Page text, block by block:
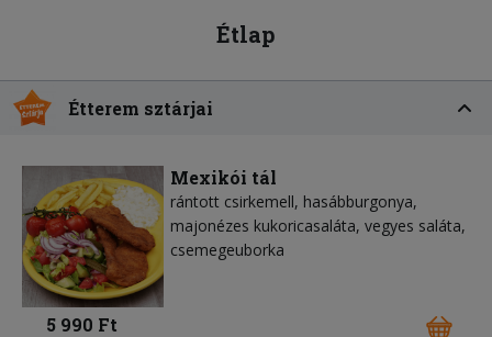
Étlap
Étterem sztárjai
Mexikói tál
rántott csirkemell, hasábburgonya,
majonézes kukoricasaláta, vegyes saláta,
csemegeuborka
5 990 Ft